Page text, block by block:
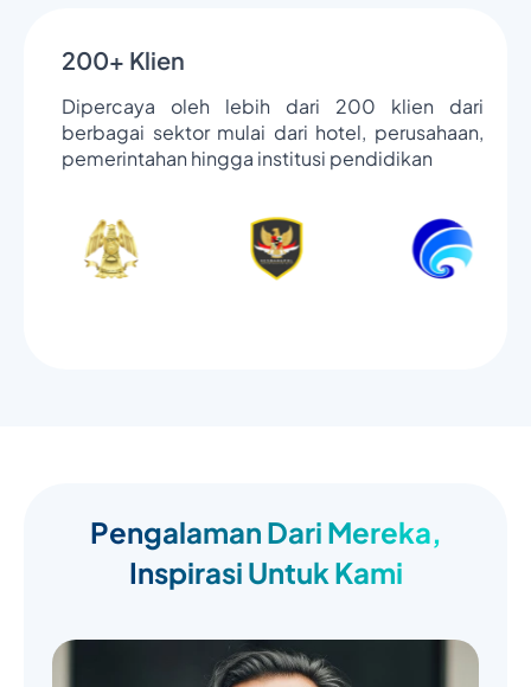
200+ Klien
Dipercaya oleh lebih dari 200 klien dari
berbagai sektor mulai dari hotel, perusahaan,
pemerintahan hingga institusi pendidikan
Pengalaman Dari Mereka,
Inspirasi Untuk Kami